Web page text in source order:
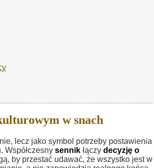
w snach
lecz jako symbol potrzeby postawienia
Współczesny sennik łączy decyzję o
by przestać udawać, że wszystko jest w